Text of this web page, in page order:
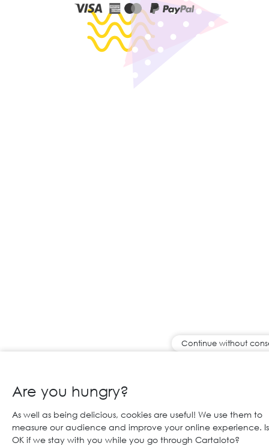
Continue without
Are you hungry?
As well as being delicious, cookies are useful! We use them to
measure our audience and improve your online experience.
OK if we stay with you while you go through Cartaloto?